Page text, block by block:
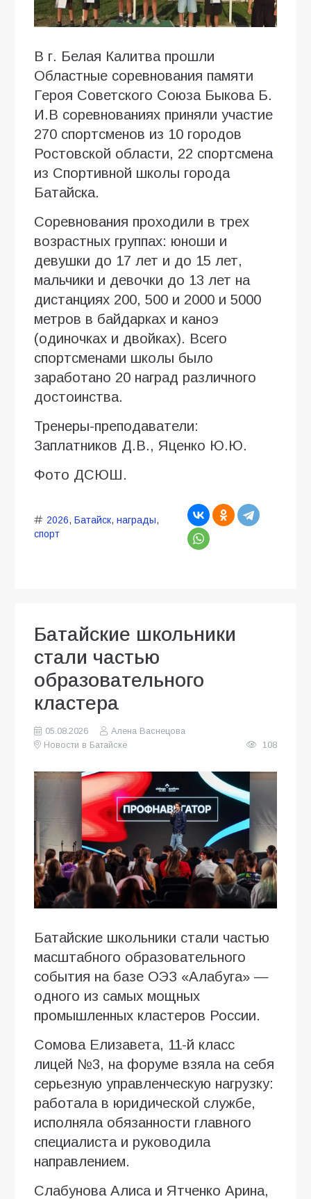
В г. Белая Калитва прошли
Областные соревнования памяти
Героя Советского Союза Быкова Б.
И.В соревнованиях приняли участие
270 спортсменов из 10 городов
Ростовской области, 22 спортсмена
из Спортивной школы города
Батайска.
Соревнования проходили в трех
возрастных группах: юноши и
девушки до 17 лет и до 15 лет,
мальчики и девочки до 13 лет на
дистанциях 200, 500 и 2000 и 5000
метров в байдарках и каноэ
(одиночках и двойках). Всего
спортсменами школы было
заработано 20 наград различного
достоинства.
Тренеры-преподаватели:
Заплатников Д.В., Яценко Ю.Ю.
Фото ДСЮШ.
2026, Батайск, награды,
спорт
Батайские школьники
стали частью
образовательного
кластера
05.08.2026
Алена Васнецова
Новости в Батайске
108
Батайские школьники стали частью
масштабного образовательного
события на базе ОЭЗ «Алабуга» —
одного из самых мощных
промышленных кластеров России.
Сомова Елизавета, 11-й класс
лицей №3, на форуме взяла на себя
серьезную управленческую нагрузку:
работала в юридической службе,
исполняла обязанности главного
специалиста и руководила
направлением.
Слабунова Алиса и Ятченко Арина,